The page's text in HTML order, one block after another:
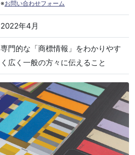
※お問い合わせフォーム
2022年4月
専門的な「商標情報」をわかりやす
く広く一般の方々に伝えること